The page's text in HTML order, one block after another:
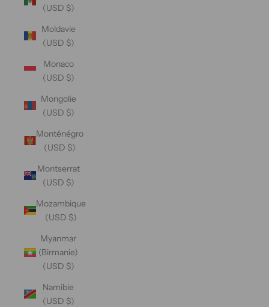
(USD $)
Moldavie
(USD $)
Monaco
(USD $)
Mongolie
(USD $)
Monténégro
(USD $)
Montserrat
(USD $)
Mozambique
(USD $)
Myanmar
(Birmanie)
(USD $)
Namibie
(USD $)